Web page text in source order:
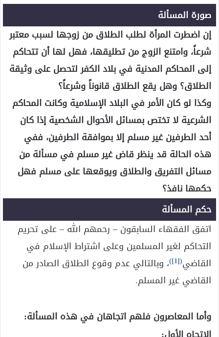
صورة المسألة
إن اضطرت المرأة لطلب الطلاق من زوجها لسبب معتبر
شرعاً، وامتنع الزوج من تطليقها، فهل لها أن تتحاكم
إلى المحاكم المدنية في بلاد الكفر لتحصل على وثيقة
الطلاق؟ وهل يقع الطلاق قانوناً وشرعاً؟
وكذا لو كان الأمر في البلاد الإسلامية وكانت المحاكم
الشرعية لا تختص بمسائل الأحوال الشخصية إذا كان
أحد الطرفين غير مسلم إلا بموافقة الطرفين، ففي
هذه الحالة قد ينظر قاض غير مسلم في مسألة من
مسائل التفريق والطلاق ويوقعها على مسلم فهل
حكمها نافذ؟
حكم المسألة
اتفق الفقهاء السابقون – رحمهم الله – على تحريم
التحاكم لغير المسلمين وعلى اشتراط الإسلام في
القاضي(
[1]
)، وبالتالي عدم وقوع الطلاق الصادر من
القاضي غير المسلم.
وأما المعاصرون فلهم اتجاهان في هذه المسألة: